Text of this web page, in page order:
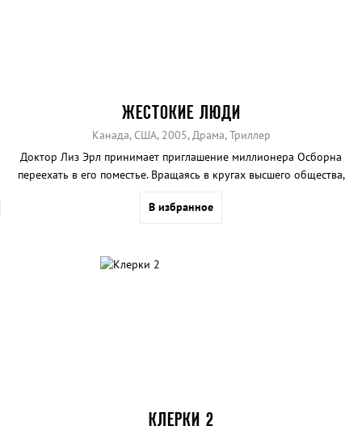
ЖЕСТОКИЕ ЛЮДИ
Канада, США, 2005, Драма, Триллер
Доктор Лиз Эрл принимает приглашение миллионера Осборна
переехать в его поместье. Вращаясь в кругах высшего общества,
В избранное
КЛЕРКИ 2